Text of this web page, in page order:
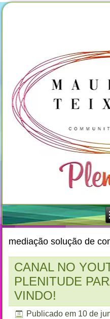
mediação solução de
CANAL NO
PLENITUDE
VINDO!
Publicado em 10 de